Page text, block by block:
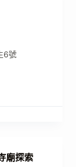
6號
廟探索